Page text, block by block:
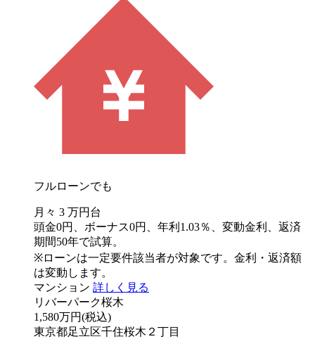
フルローンでも
月々 3 万円台
頭金0円、ボーナス0円、年利1.03％、変動金利、返済
期間50年で試算。
※ローンは一定要件該当者が対象です。金利・返済額
は変動します。
マンション 詳しく見る
リバーパーク桜木
1,580万円(税込)
東京都足立区千住桜木２丁目